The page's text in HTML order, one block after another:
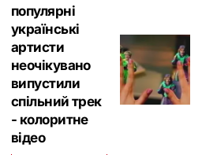
популярні
українські
артисти
неочікувано
випустили
спільний трек
- колоритне
відео